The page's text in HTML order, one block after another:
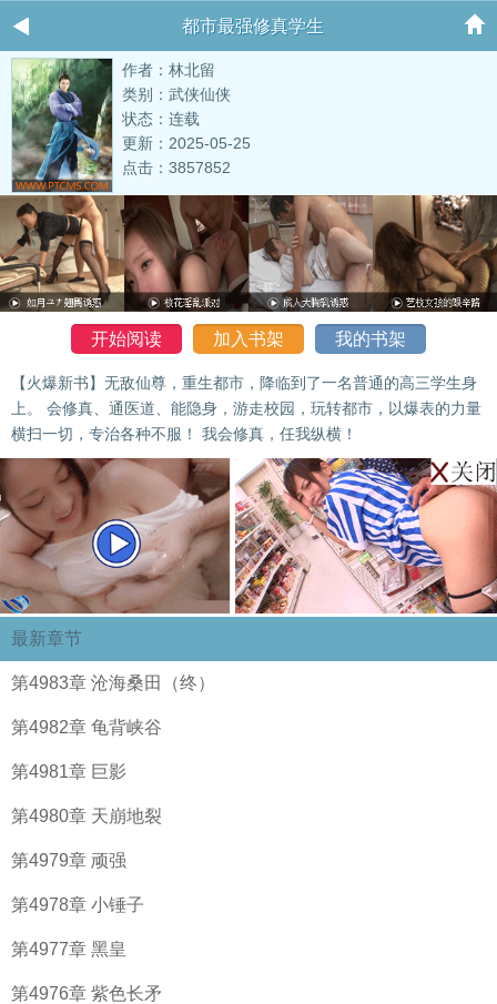
都市最强修真学生
作者：林北留
类别：武侠仙侠
状态：连载
更新：2025-05-25
点击：3857852
开始阅读 加入书架 我的书架
【火爆新书】无敌仙尊，重生都市，降临到了一名普通的高三学生身
上。 会修真、通医道、能隐身，游走校园，玩转都市，以爆表的力量
横扫一切，专治各种不服！ 我会修真，任我纵横！
最新章节
第4983章 沧海桑田（终）
第4982章 龟背峡谷
第4981章 巨影
第4980章 天崩地裂
第4979章 顽强
第4978章 小锤子
第4977章 黑皇
第4976章 紫色长矛